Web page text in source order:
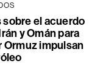
sobre el acuerdo
y Omán para
Ormuz impulsan